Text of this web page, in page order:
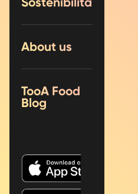
About us
TooA Food
Blog